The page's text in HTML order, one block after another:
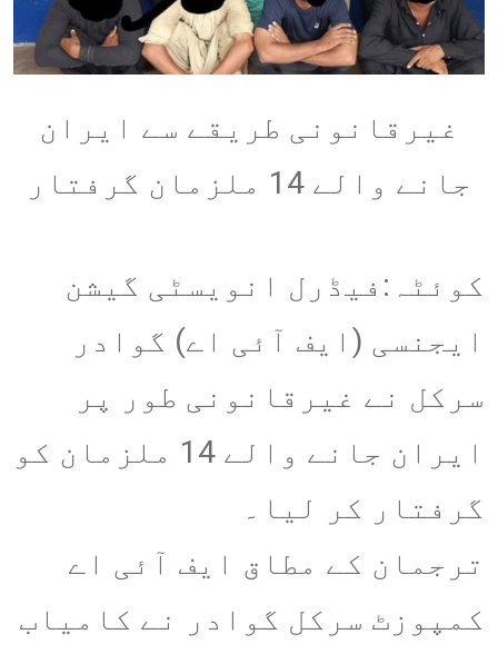
غیرقانونی طریقے سے ایران
جانے والے 14 ملزمان گرفتار
کوئٹہ:فیڈرل انویسٹی گیشن
ایجنسی (ایف آئی اے) گوادر
سرکل نے غیرقانونی طور پر
ایران جانے والے 14 ملزمان کو
گرفتار کر لیا۔
ترجمان کے مطاق ایف آئی اے
کمپوزٹ سرکل گوادر نے کامیاب